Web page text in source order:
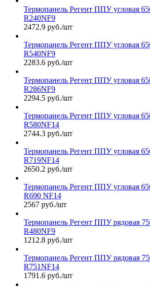
Термопанель Регент ППУ угловая
R240NF9
2472.9 руб./шт
Термопанель Регент ППУ угловая
R540NF9
2283.6 руб./шт
Термопанель Регент ППУ угловая
R286NF9
2294.5 руб./шт
Термопанель Регент ППУ угловая
R580NF14
2744.3 руб./шт
Термопанель Регент ППУ угловая
R719NF14
2650.2 руб./шт
Термопанель Регент ППУ угловая
R690 NF14
2567 руб./шт
Термопанель Регент ППУ рядовая
R480NF9
1212.8 руб./шт
Термопанель Регент ППУ рядовая
R751NF14
1791.6 руб./шт